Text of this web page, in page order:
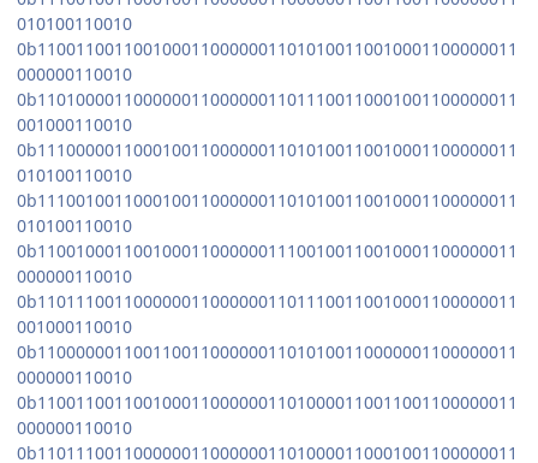
010100110010
0b11001100110010001100000011010100110010001100000011
000000110010
0b11010000110000001100000011011100110001001100000011
001000110010
0b11100000110001001100000011010100110010001100000011
010100110010
0b11100100110001001100000011010100110010001100000011
010100110010
0b11001000110010001100000011100100110010001100000011
000000110010
0b11011100110000001100000011011100110010001100000011
001000110010
0b11000000110011001100000011010100110000001100000011
000000110010
0b11001100110010001100000011010000110011001100000011
000000110010
0b11011100110000001100000011010000110001001100000011